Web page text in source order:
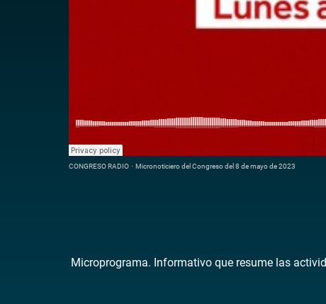
CONGRESO RADIO · Micronoticiero del Congreso del 8 de mayo de 2023
Microprograma. Informativo que resume las